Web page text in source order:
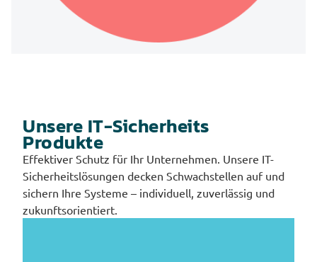
Unsere IT-Sicherheits
Produkte
Effektiver Schutz für Ihr Unternehmen. Unsere IT-
Sicherheitslösungen decken Schwachstellen auf und
sichern Ihre Systeme – individuell, zuverlässig und
zukunftsorientiert.